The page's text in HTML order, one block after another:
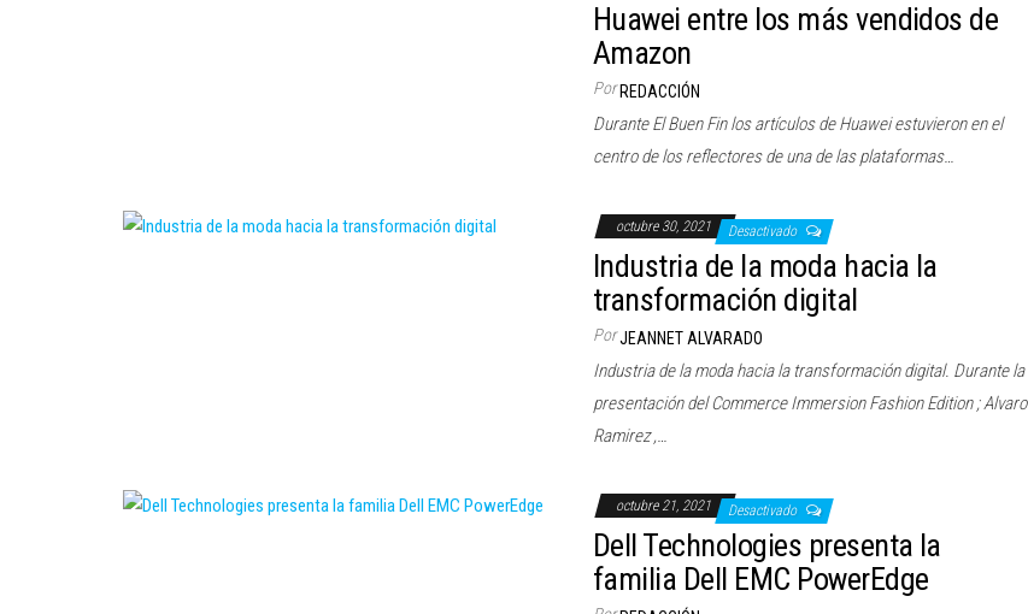
Huawei entre los más vendidos de
Amazon
Por REDACCIÓN
Durante El Buen Fin los artículos de Huawei estuvieron en el
centro de los reflectores de una de las plataformas…
octubre 30, 2021 Desactivado
Industria de la moda hacia la
transformación digital
PorJEANNET ALVARADO
Industria de la moda hacia la transformación digital. Durante la
presentación del Commerce Immersion Fashion Edition ; Alvaro
Ramirez ,…
octubre 21, 2021 Desactivado
Dell Technologies presenta la
familia Dell EMC PowerEdge